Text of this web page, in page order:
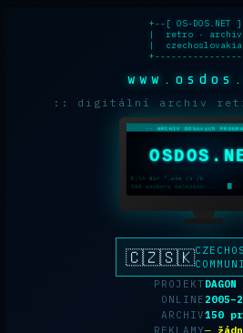
+--[ OS-DOS.NET
|  retro ·
|
:: digitální archiv
-- ARCHIV DOSovych
C:\> dir *.exe /s /b
150 souboru nalezeno...
🇨🇿🇸🇰
PROJEKTDAGON
ONLINE
ARCHIV150
REKLAMY─